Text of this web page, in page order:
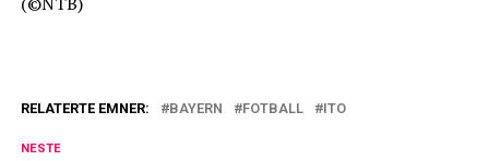
RELATERTE EMNER: BAYERN FOTBALL ITO
NESTE